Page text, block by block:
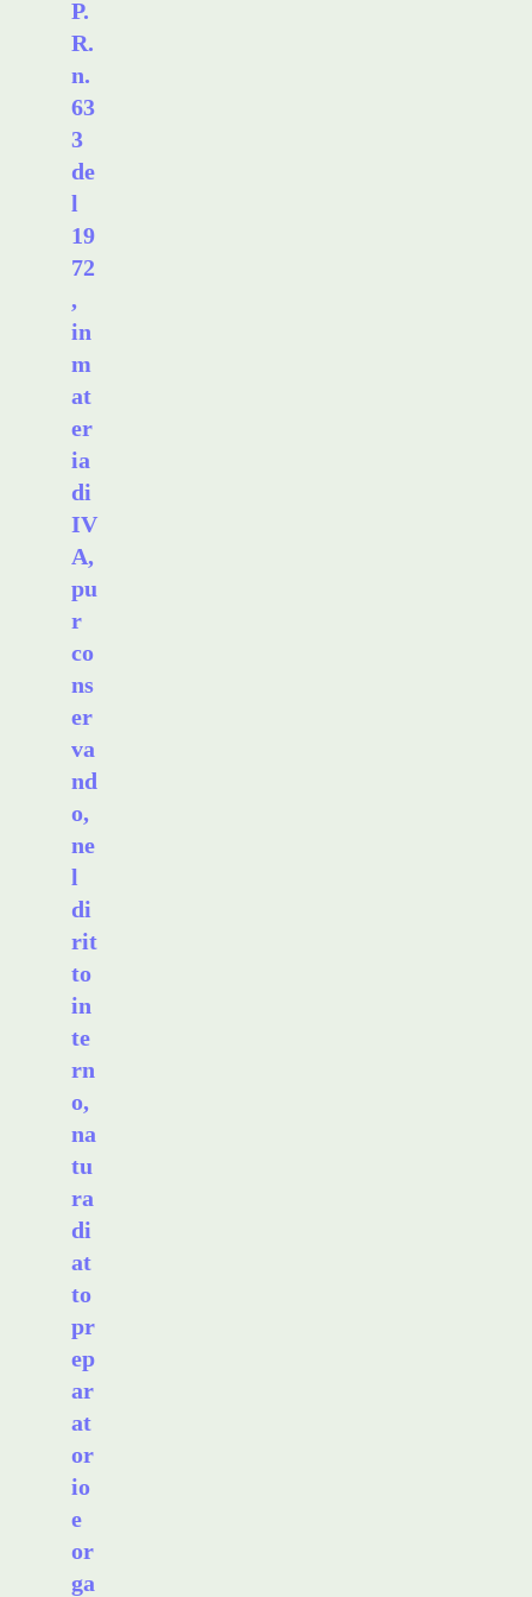
P.
R.
n.
63
3
de
l
19
72
,
in
m
at
er
ia
di
IV
A,
pu
r
co
ns
er
va
nd
o,
ne
l
di
rit
to
in
te
rn
o,
na
tu
ra
di
at
to
pr
ep
ar
at
or
io
e
or
ga